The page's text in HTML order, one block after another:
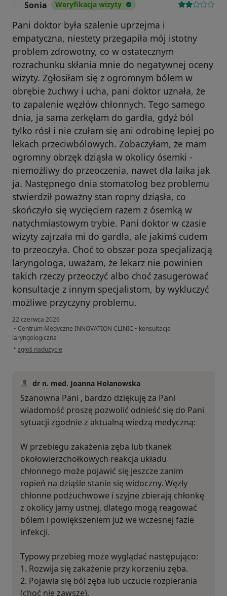
Sonia Weryfikacja wizyty
Pani doktor była szalenie uprzejma i
empatyczna, niestety przegapiła mój istotny
problem zdrowotny, co w ostatecznym
rozrachunku skłania mnie do negatywnej oceny
wizyty. Zgłosiłam się z ogromnym bólem w
obrębie żuchwy i ucha, pani doktor uznała, że
to zapalenie węzłów chłonnych. Tego samego
dnia, ja sama zerkęłam do gardła, gdyż ból
tylko rósł i nie czułam się ani odrobinę lepiej po
lekach przeciwbólowych. Zobaczyłam, że mam
ogromny obrzęk dziąsła w okolicy ósemki -
niemożliwy do przeoczenia, nawet dla laika jak
ja. Następnego dnia stomatolog bez problemu
stwierdził poważny stan ropny dziąsła, co
skończyło się wycięciem razem z ósemką w
natychmiastowym trybie. Pani doktor w czasie
wizyty zajrzała mi do gardła, ale jakimś cudem
to przeoczyła. Choć to obszar poza specjalizacją
laryngologa, uważam, że lekarz nie powinien
takich rzeczy przeoczyć albo choć zasugerować
konsultacje z innym specjalistom, by wykluczyć
możliwe przyczyny problemu.
22 czerwca 2026
• Centrum Medyczne INNOVATION CLINIC • konsultacja
laryngologiczna
• w opinii użytkownika Sonia
zgłoś nadużycie
dr n. med. Joanna Holanowska
Szanowna Pani , bardzo dziękuję za Pani
wiadomość proszę pozwolić odnieść się do Pani
sytuacji zgodnie z aktualną wiedzą medyczną:
W przebiegu zakażenia zęba lub tkanek
okołowierzchołkowych reakcja układu
chłonnego może pojawić się jeszcze zanim
ropień na dziąśle stanie się widoczny. Węzły
chłonne podżuchwowe i szyjne zbierają chłonkę
z okolicy jamy ustnej, dlatego mogą reagować
bólem i powiększeniem już we wczesnej fazie
infekcji.
Typowy przebieg może wyglądać następująco:
1. Rozwija się zakażenie przy korzeniu zęba.
2. Pojawia się ból zęba lub uczucie rozpierania
(choć nie zawsze).